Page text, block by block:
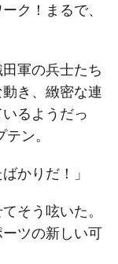
ク！まるで、
軍の兵士たち
き、緻密な連
るようだっ
ン。
かりだ！」
そう呟いた。
ツの新しい可